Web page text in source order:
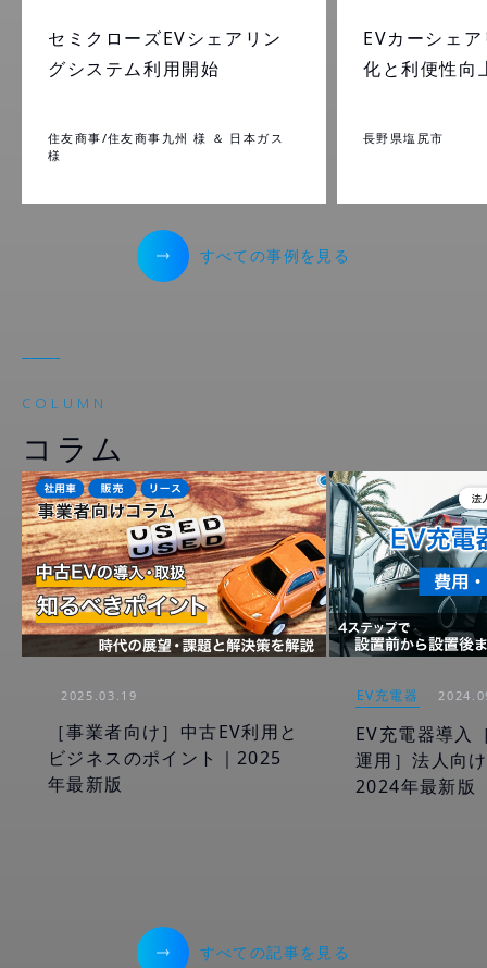
セミクローズEVシェアリン
グシステム利用開始
住友商事/住友商事九州 様 ＆ 日本ガス
様
EVカーシェ
化と利便性向
長野県塩尻市
すべての事例を見る
COLUMN
コラム
2025.03.19
［事業者向け］中古EV利用と
ビジネスのポイント｜2025
年最新版
EV充電器
EV充電器導入
運用］法人向
2024年最新版
すべての記事を見る